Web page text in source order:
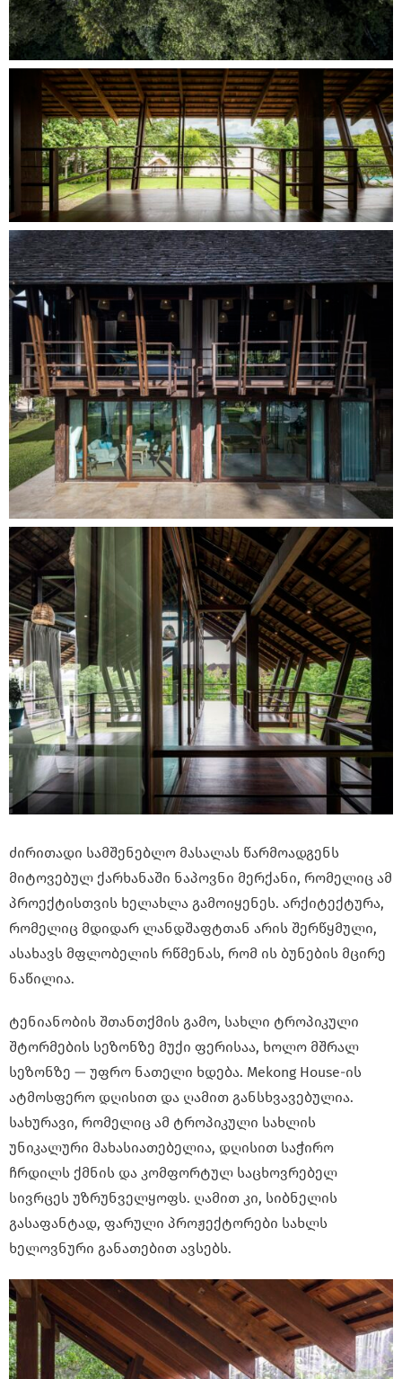
ძირითადი სამშენებლო მასალას წარმოადგენს
მიტოვებულ ქარხანაში ნაპოვნი მერქანი, რომელიც ამ
პროექტისთვის ხელახლა გამოიყენეს. არქიტექტურა,
რომელიც მდიდარ ლანდშაფტთან არის შერწყმული,
ასახავს მფლობელის რწმენას, რომ ის ბუნების მცირე
ნაწილია.
ტენიანობის შთანთქმის გამო, სახლი ტროპიკული
შტორმების სეზონზე მუქი ფერისაა, ხოლო მშრალ
სეზონზე — უფრო ნათელი ხდება. Mekong House-ის
ატმოსფერო დღისით და ღამით განსხვავებულია.
სახურავი, რომელიც ამ ტროპიკული სახლის
უნიკალური მახასიათებელია, დღისით საჭირო
ჩრდილს ქმნის და კომფორტულ საცხოვრებელ
სივრცეს უზრუნველყოფს. ღამით კი, სიბნელის
გასაფანტად, ფარული პროჟექტორები სახლს
ხელოვნური განათებით ავსებს.